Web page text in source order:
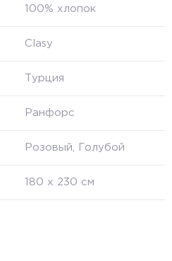
100% хлопок
Clasy
Турция
Ранфорс
Розовый, Голубой
180 х 230 см